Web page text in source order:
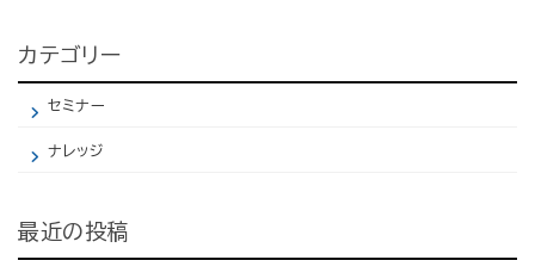
カテゴリー
セミナー
ナレッジ
最近の投稿